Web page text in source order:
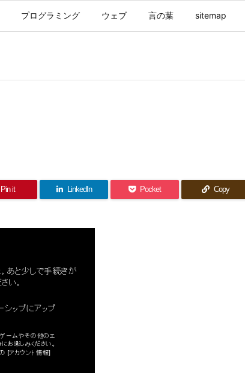
プログラミング ウェブ 言の葉 sitemap
Pin it LinkedIn Pocket Copy